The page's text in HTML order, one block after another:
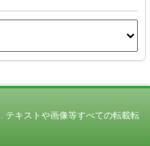
テキストや画像等すべての転載転